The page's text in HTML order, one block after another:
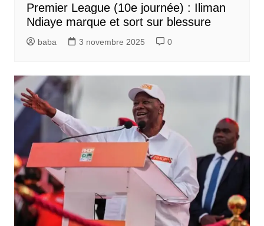
Premier League (10e journée) : Iliman
Ndiaye marque et sort sur blessure
baba 3 novembre 2025 0